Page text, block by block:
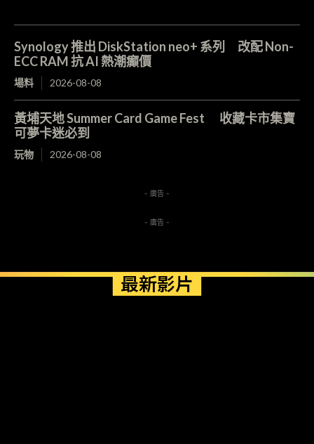
Synology 推出 DiskStation neo+ 系列 改配 Non-
ECC RAM 抗 AI 熱潮癲價
場料 2026-08-08
黃埔天地 Summer Card Game Fest 收藏卡市集寶
可夢卡迷必到
玩物 2026-08-08
- 廣告 -
- 廣告 -
最新影片